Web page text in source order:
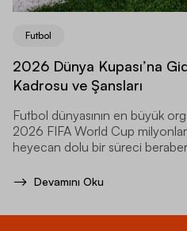
Futbol
2026 Dünya Kupası’na
Kadrosu ve Şansları
Futbol dünyasının en büyük
2026 FIFA World Cup
heyecan dolu bir süreci
Devamını Oku